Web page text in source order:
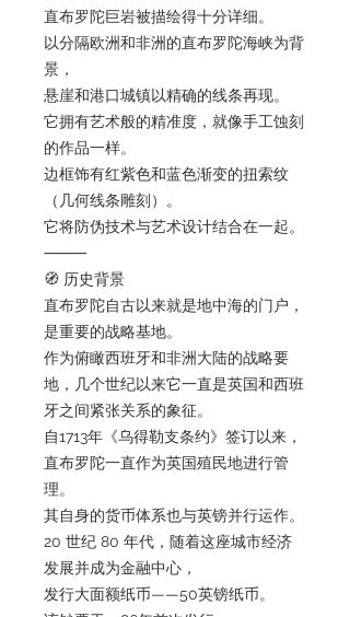
直布罗陀巨岩被描绘得十分详细。
以分隔欧洲和非洲的直布罗陀海峡为背
景，
悬崖和港口城镇以精确的线条再现。
它拥有艺术般的精准度，就像手工蚀刻
的作品一样。
边框饰有红紫色和蓝色渐变的扭索纹
（几何线条雕刻）。
它将防伪技术与艺术设计结合在一起。
⸻
🧭 历史背景
直布罗陀自古以来就是地中海的门户，
是重要的战略基地。
作为俯瞰西班牙和非洲大陆的战略要
地，几个世纪以来它一直是英国和西班
牙之间紧张关系的象征。
自1713年《乌得勒支条约》签订以来，
直布罗陀一直作为英国殖民地进行管
理。
其自身的货币体系也与英镑并行运作。
20 世纪 80 年代，随着这座城市经济
发展并成为金融中心，
发行大面额纸币——50英镑纸币。